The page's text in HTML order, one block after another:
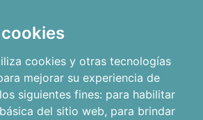
cookies y otras tecnologías
mejorar su experiencia de
siguientes fines: para habilitar
del sitio web, para brindar